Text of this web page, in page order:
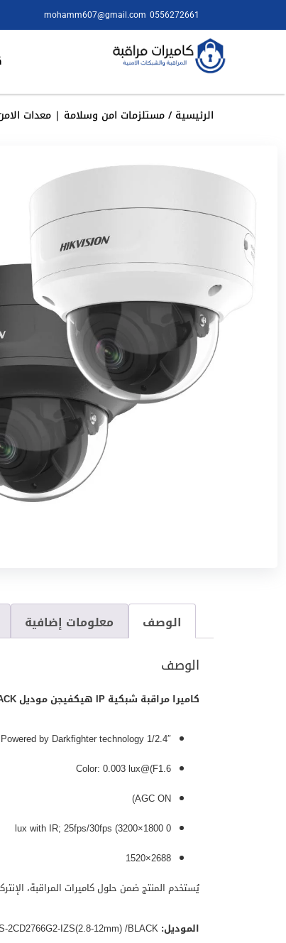
0556272661
mohamm607@gmail.com
الرئيسية/مستلزمات امن وسلامة | معدات
الوصف معلومات إضافية
الوصف
كاميرا مراقبة شبكية IP هيكفيجن موديل DS-2CD2766G2-IZS(2.8-12mm) /BLACK
1/2.4″ Progressive Scan CMOS; H.265+/H.265/H.264+/H.264/MJPEG; Powered by Darkfighter technology
Color: 0.003 lux@(F1.6
AGC ON)
0 lux with IR; 25fps/30fps (3200×1800
2688×1520
يُستخدم المنتج ضمن حلول كاميرات المراقبة،
الموديل: